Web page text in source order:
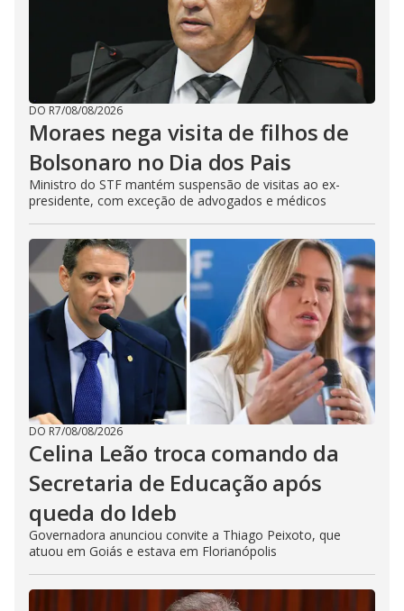
DO R7/08/08/2026
Moraes nega visita de filhos de
Bolsonaro no Dia dos Pais
Ministro do STF mantém suspensão de visitas ao ex-
presidente, com exceção de advogados e médicos
DO R7/08/08/2026
Celina Leão troca comando da
Secretaria de Educação após
queda do Ideb
Governadora anunciou convite a Thiago Peixoto, que
atuou em Goiás e estava em Florianópolis